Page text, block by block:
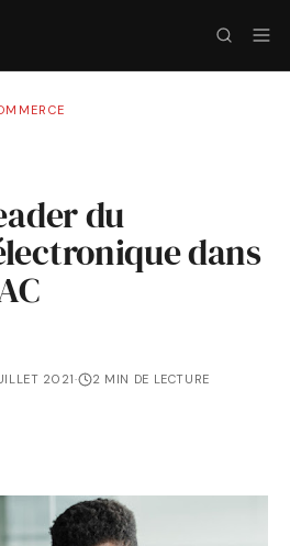
du
dans
2021· 2 MIN DE LECTURE